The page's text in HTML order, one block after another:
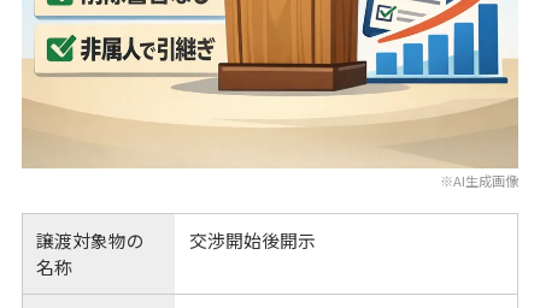
※AI生成画像
譲渡対象物の
名称
交渉開始後開示